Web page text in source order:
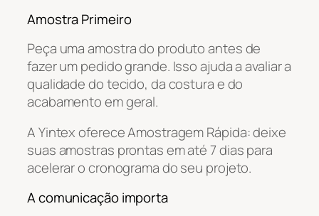
Amostra Primeiro
Peça uma amostra do produto antes de
fazer um pedido grande. Isso ajuda a avaliar a
qualidade do tecido, da costura e do
acabamento em geral.
A Yintex oferece Amostragem Rápida: deixe
suas amostras prontas em até 7 dias para
acelerar o cronograma do seu projeto.
A comunicação importa